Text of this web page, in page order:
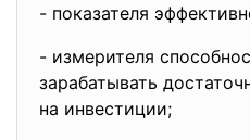
- показателя
- измерителя
зарабатывать
на инвестиции;